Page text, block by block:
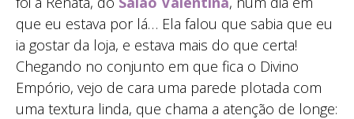
que eu estava por lá… Ela falou que sabia que eu
ia gostar da loja, e estava mais do que certa!
Chegando no conjunto em que fica o Divino
Empório, vejo de cara uma parede plotada com
uma textura linda, que chama a atenção de longe: